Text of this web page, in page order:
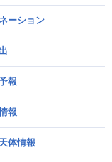
ーション
報
報
体情報